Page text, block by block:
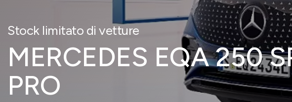
Stock limitato di vetture
MERCEDES EQA 250
PRO